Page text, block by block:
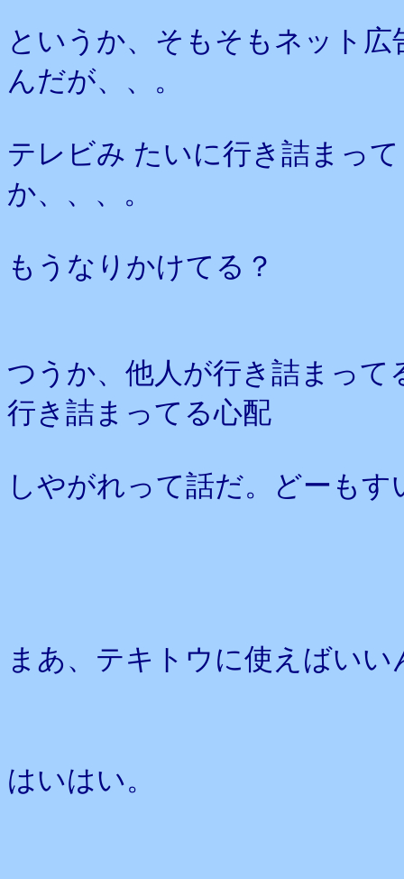
というか、そもそもネット
んだが、、。
テレビみ たいに行き詰まっ
か、、、。
もうなりかけてる？
つうか、他人が行き詰まっ
行き詰まってる心配
しやがれって話だ。どーもす
まあ、テキトウに使えばい
はいはい。